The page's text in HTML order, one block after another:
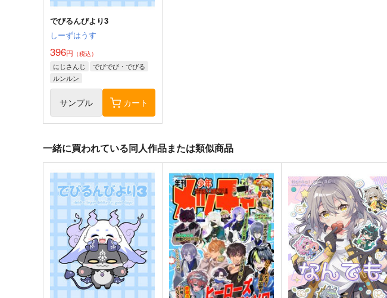
Fangs
飲みかけのココア
1,100円 （税込）
にじさんじ
魔界ノりりむ
サーニャ
サンプル カート
GANGSTER RECORDS
egdr
2,750円（税込）
にじさんじ
ジョー・力一
社築
花畑チャイカ
サンプル カート
アクリルキーホルダーB
oekaky
専売 440円（税込）
にじさんじ 星川サラ
サンプル カート
でびるんびより3
しーずはうす
396円 （税込）
にじさんじ
でびでび・でびる
ルンルン
サンプル カート
一緒に買われている同人作品または類似商品